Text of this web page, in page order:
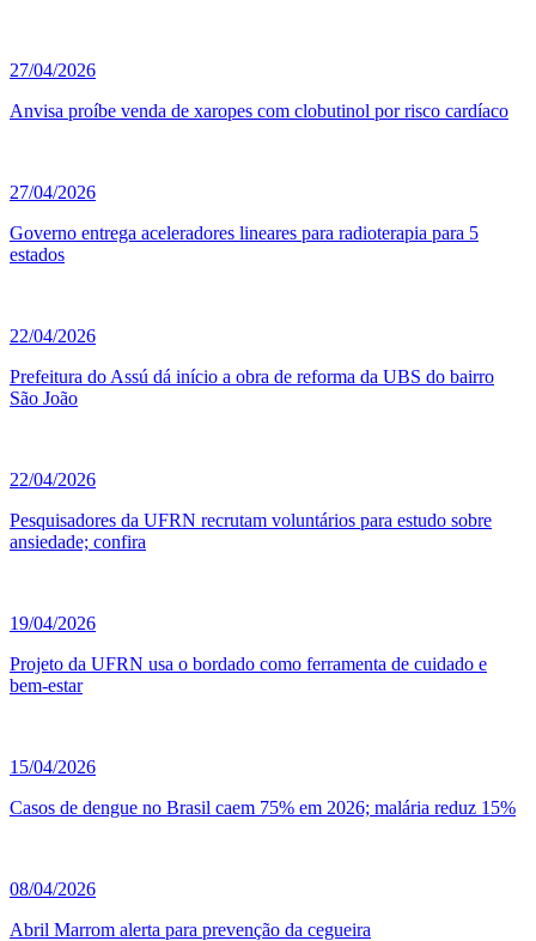
27/04/2026
Anvisa proíbe venda de xaropes com clobutinol por risco cardíaco
27/04/2026
Governo entrega aceleradores lineares para radioterapia para 5
estados
22/04/2026
Prefeitura do Assú dá início a obra de reforma da UBS do bairro
São João
22/04/2026
Pesquisadores da UFRN recrutam voluntários para estudo sobre
ansiedade; confira
19/04/2026
Projeto da UFRN usa o bordado como ferramenta de cuidado e
bem-estar
15/04/2026
Casos de dengue no Brasil caem 75% em 2026; malária reduz 15%
08/04/2026
Abril Marrom alerta para prevenção da cegueira